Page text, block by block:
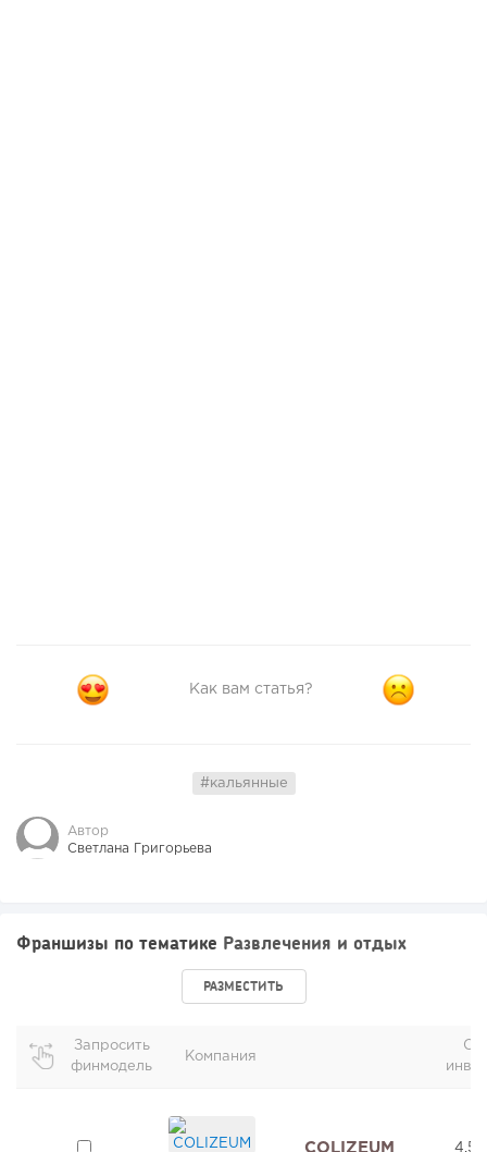
Как вам статья?
#кальянные
Автор
Светлана Григорьева
Франшизы по тематике Развлечения и отдых
РАЗМЕСТИТЬ
Запросить
финмодель
Компания
COLIZEUM 4,5